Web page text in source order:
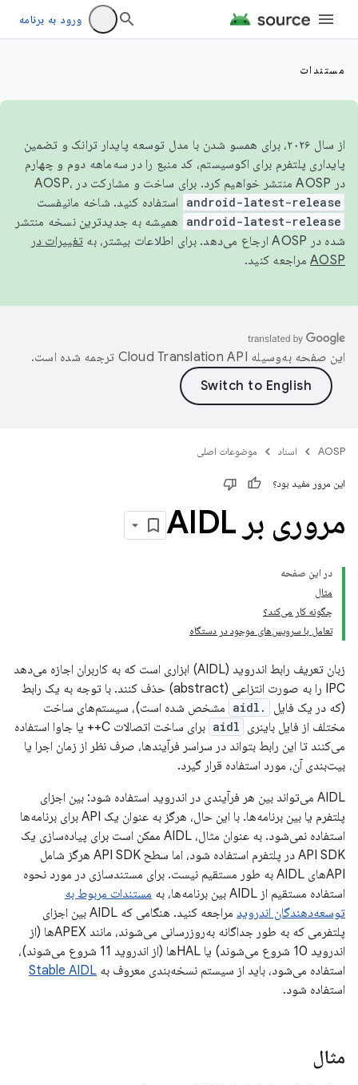
ورود به برنامه
مستندات
از سال ۲۰۲۶، برای همسو شدن با مدل توسعه پایدار ترانک و تضمین
پایداری پلتفرم برای اکوسیستم، کد منبع را در سه‌ماهه دوم و چهارم
در AOSP منتشر خواهیم کرد. برای ساخت و مشارکت در AOSP،
android-latest-release استفاده کنید. شاخه مانیفست
android-latest-release
همیشه به جدیدترین نسخه منتشر
شده در AOSP ارجاع می‌دهد. برای اطلاعات بیشتر، به
تغییرات در
AOSP مراجعه کنید.
این صفحه به‌وسیله ترجمه شده است.
AOSP اسناد موضوعات اصلی
این مرور مفید بود؟
مروری بر AIDL
در این صفحه
مثال
چگونه کار می‌کند؟
تعامل با سرویس‌های موجود در دستگاه
زبان تعریف رابط اندروید (AIDL) ابزاری است که به کاربران اجازه می‌دهد
IPC را به صورت انتزاعی (abstract) حذف کنند. با توجه به یک رابط
(که در یک فایل
.aidl
مشخص شده است)، سیستم‌های ساخت
مختلف از فایل باینری aidl
برای ساخت اتصالات C++ یا جاوا استفاده
می‌کنند تا این رابط بتواند در سراسر فرآیندها، صرف نظر از زمان اجرا یا
بیت‌بندی آن، مورد استفاده قرار گیرد.
AIDL می‌تواند بین هر فرآیندی در اندروید استفاده شود: بین اجزای
پلتفرم یا بین برنامه‌ها. با این حال، هرگز به عنوان یک API برای برنامه‌ها
استفاده نمی‌شود. به عنوان مثال، AIDL ممکن است برای پیاده‌سازی یک
API SDK در پلتفرم استفاده شود، اما سطح API SDK هرگز شامل
APIهای AIDL به طور مستقیم نیست. برای مستندسازی در مورد نحوه
استفاده مستقیم از AIDL بین برنامه‌ها، به
مستندات مربوط به
توسعه‌دهندگان اندروید
مراجعه کنید. هنگامی که AIDL بین اجزای
پلتفرمی که به طور جداگانه به‌روزرسانی می‌شوند، مانند APEXها (از
اندروید 10 شروع می‌شوند) یا HALها (از اندروید 11 شروع می‌شوند)،
استفاده می‌شود، باید از سیستم نسخه‌بندی معروف به Stable AIDL
استفاده شود.
مثال